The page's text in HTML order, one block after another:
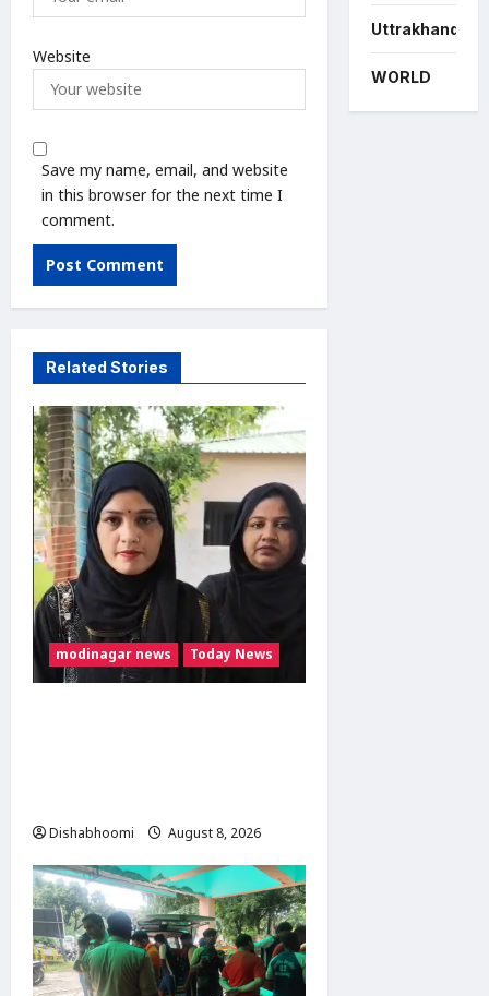
Website
Save my name, email, and website
in this browser for the next time I
comment.
Related Stories
modinagar news Today News
Dishabhoomi August 8, 2026
Uttrakhand
WORLD